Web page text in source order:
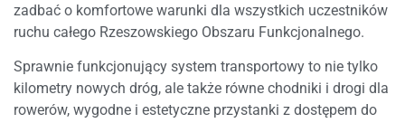
zadbać o komfortowe warunki dla wszystkich uczestników
ruchu całego Rzeszowskiego Obszaru Funkcjonalnego.
Sprawnie funkcjonujący system transportowy to nie tylko
kilometry nowych dróg, ale także równe chodniki i drogi dla
rowerów, wygodne i estetyczne przystanki z dostępem do